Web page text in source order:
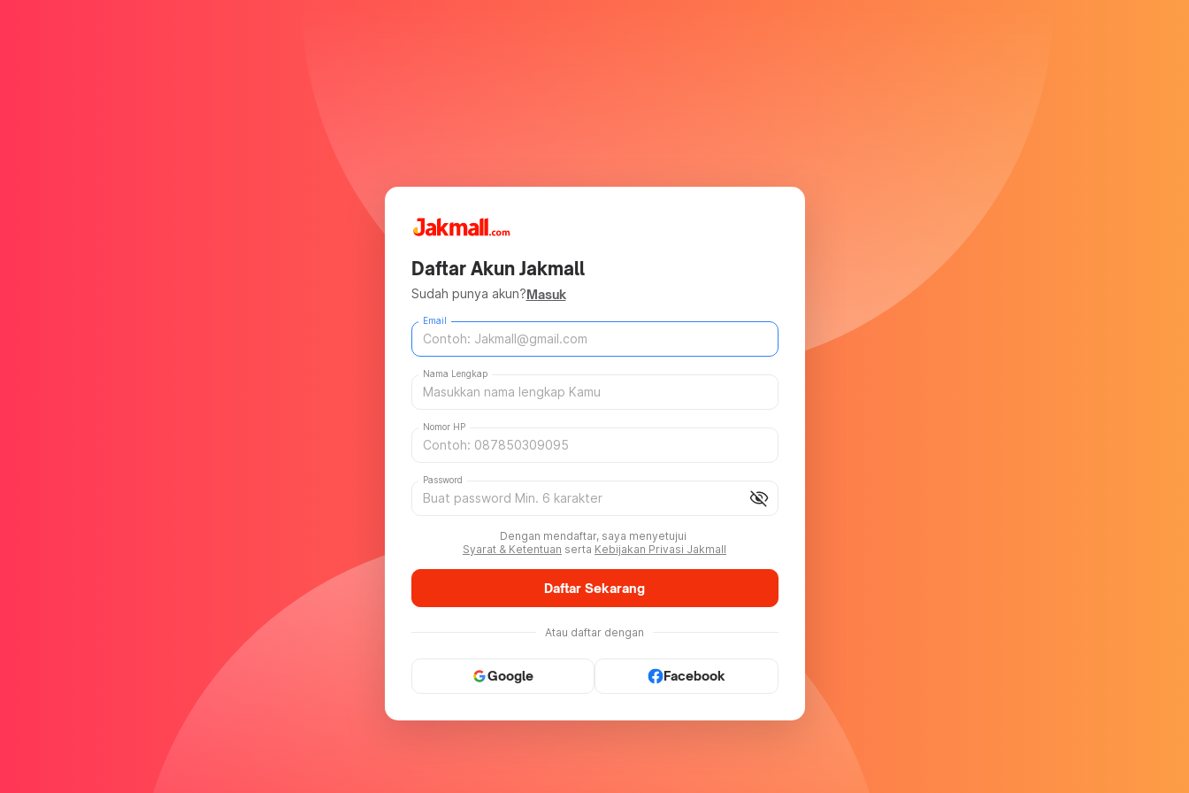
Daftar Akun Jakmall
Sudah punya akun?Masuk
Email
Nama Lengkap
Nomor HP
visibility_off
Password
Dengan mendaftar, saya menyetujui
Syarat & Ketentuan serta Kebijakan Privasi Jakmall
Daftar Sekarang
Atau daftar dengan
Google Facebook